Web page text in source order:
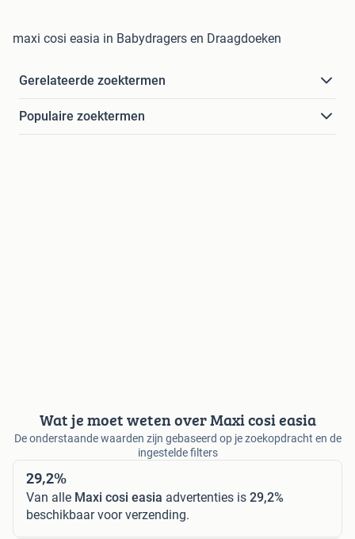
maxi cosi easia in Babydragers en Draagdoeken
Gerelateerde zoektermen
Populaire zoektermen
Wat je moet weten over Maxi cosi easia
De onderstaande waarden zijn gebaseerd op je zoekopdracht en de
ingestelde filters
29,2%
Van alle Maxi cosi easia advertenties is 29,2%
beschikbaar voor verzending.